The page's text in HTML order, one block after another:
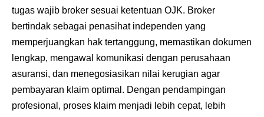
tugas wajib broker sesuai ketentuan OJK. Broker
bertindak sebagai penasihat independen yang
memperjuangkan hak tertanggung, memastikan dokumen
lengkap, mengawal komunikasi dengan perusahaan
asuransi, dan menegosiasikan nilai kerugian agar
pembayaran klaim optimal. Dengan pendampingan
profesional, proses klaim menjadi lebih cepat, lebih